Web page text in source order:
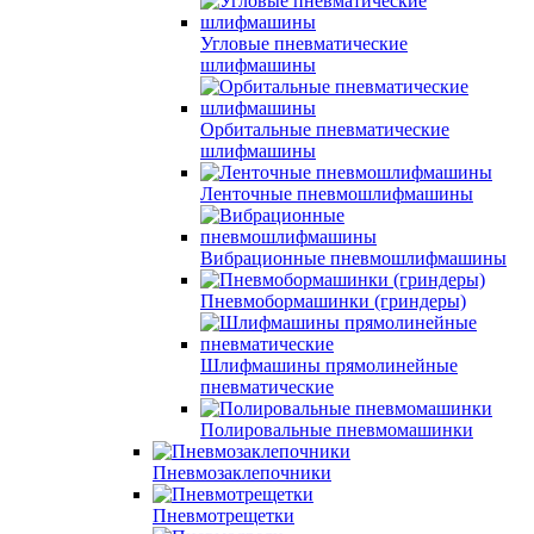
Угловые пневматические
шлифмашины
Орбитальные пневматические
шлифмашины
Ленточные пневмошлифмашины
Вибрационные пневмошлифмашины
Пневмобормашинки (гриндеры)
Шлифмашины прямолинейные
пневматические
Полировальные пневмомашинки
Пневмозаклепочники
Пневмотрещетки